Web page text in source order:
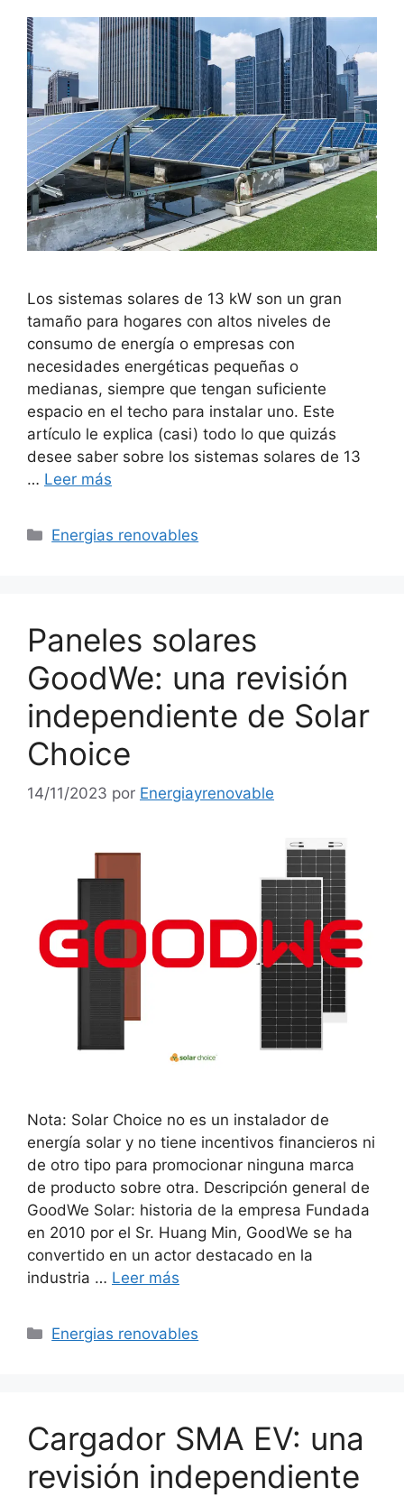
Los sistemas solares de 13 kW son un gran
tamaño para hogares con altos niveles de
consumo de energía o empresas con
necesidades energéticas pequeñas o
medianas, siempre que tengan suficiente
espacio en el techo para instalar uno. Este
artículo le explica (casi) todo lo que quizás
desee saber sobre los sistemas solares de 13
… Leer más
Categorías
Energias renovables
Paneles solares
GoodWe: una revisión
independiente de Solar
Choice
14/11/2023 por Energiayrenovable
Nota: Solar Choice no es un instalador de
energía solar y no tiene incentivos financieros ni
de otro tipo para promocionar ninguna marca
de producto sobre otra. Descripción general de
GoodWe Solar: historia de la empresa Fundada
en 2010 por el Sr. Huang Min, GoodWe se ha
convertido en un actor destacado en la
industria … Leer más
Categorías
Energias renovables
Cargador SMA EV: una
revisión independiente